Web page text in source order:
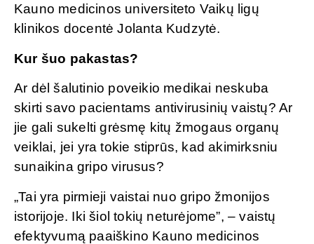
Kauno medicinos universiteto Vaikų ligų
klinikos docentė Jolanta Kudzytė.
Kur šuo pakastas?
Ar dėl šalutinio poveikio medikai neskuba
skirti savo pacientams antivirusinių vaistų? Ar
jie gali sukelti grėsmę kitų žmogaus organų
veiklai, jei yra tokie stiprūs, kad akimirksniu
sunaikina gripo virusus?
„Tai yra pirmieji vaistai nuo gripo žmonijos
istorijoje. Iki šiol tokių neturėjome”, – vaistų
efektyvumą paaiškino Kauno medicinos